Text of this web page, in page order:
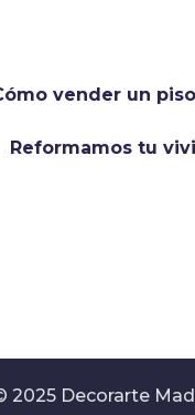
vender un
Reformamos tu
2025 Decorarte